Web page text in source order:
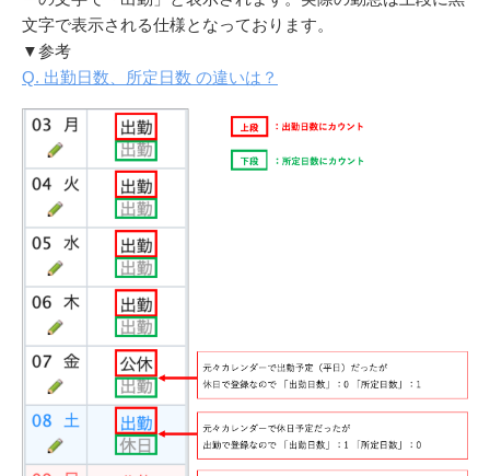
文字で表示される仕様となっております。
▼参考
Q. 出勤日数、所定日数 の違いは？